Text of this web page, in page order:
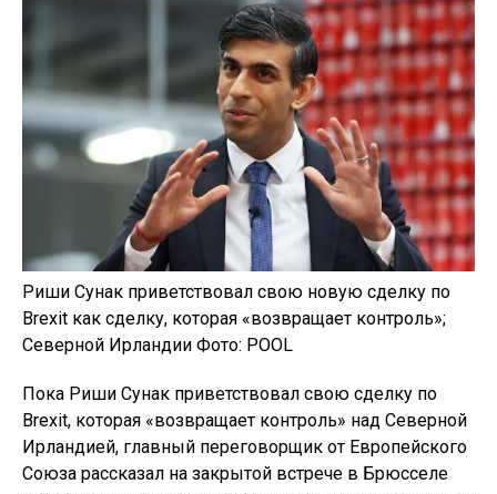
Риши Сунак приветствовал свою новую сделку по
Brexit как сделку, которая «возвращает контроль»;
Северной Ирландии Фото: POOL
Пока Риши Сунак приветствовал свою сделку по
Brexit, которая «возвращает контроль» над Северной
Ирландией, главный переговорщик от Европейского
Союза рассказал на закрытой встрече в Брюсселе